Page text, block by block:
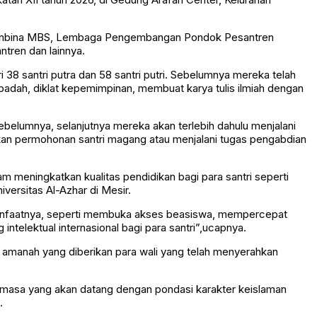
MBS, Lembaga Pengembangan Pondok Pesantren
dan lainnya.
santri putra dan 58 santri putri. Sebelumnya mereka telah
diklat kepemimpinan, membuat karya tulis ilmiah dengan
selanjutnya mereka akan terlebih dahulu menjalani
permohonan santri magang atau menjalani tugas pengabdian
meningkatkan kualitas pendidikan bagi para santri seperti
Al-Azhar di Mesir.
seperti membuka akses beasiswa, mempercepat
internasional bagi para santri”,ucapnya.
yang diberikan para wali yang telah menyerahkan
yang akan datang dengan pondasi karakter keislaman